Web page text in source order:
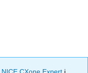
NICE CXone Expert і